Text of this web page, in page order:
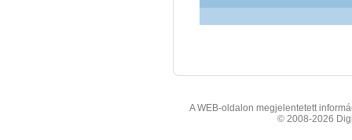
A WEB-oldalon megjelentetett
© 2008-2026